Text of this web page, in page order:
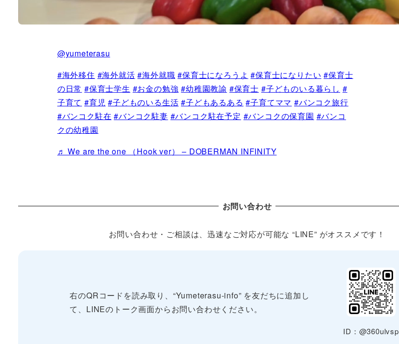
@yumeterasu
#海外移住 #海外就活 #海外就職 #保育士になろうよ #保育士になりたい #保育士
の日常 #保育士学生 #お金の勉強 #幼稚園教諭 #保育士 #子どものいる暮らし #
子育て #育児 #子どものいる生活 #子どもあるある #子育てママ #バンコク旅行
#バンコク駐在 #バンコク駐妻 #バンコク駐在予定 #バンコクの保育園 #バンコ
クの幼稚園
♬ We are the one （Hook ver） – DOBERMAN INFINITY
お問い合わせ
お問い合わせ・ご相談は、迅速なご対応が可能な “LINE” がオススメです！
右のQRコードを読み取り、“Yumeterasu-info” を友だちに追加し
て、LINEのトーク画面からお問い合わせください。
ID：@360ulvsp